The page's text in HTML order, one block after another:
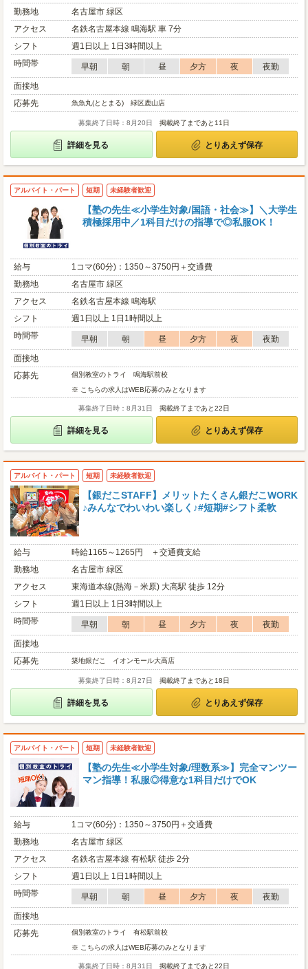
勤務地
名古屋市 緑区
アクセス
名鉄名古屋本線 鳴海駅 車 7分
シフト
週1日以上 1日3時間以上
時間帯
早朝 朝 昼 夕方 夜
夜勤
面接地
応募先
魚魚丸(ととまる) 緑区鹿山店
募集終了日時：8月20日 掲載終了まであと11日
詳細を見る とりあえず保存
アルバイト・パート 短期 未経験者歓迎
【塾の先生≪小学生対象/国語・社会≫】＼大学生
積極採用中／1科目だけの指導で◎私服OK！
給与
1コマ(60分)：1350～3750円＋交通費
勤務地
名古屋市 緑区
アクセス
名鉄名古屋本線 鳴海駅
シフト
週1日以上 1日1時間以上
時間帯
早朝 朝 昼 夕方 夜
夜勤
面接地
応募先
個別教室のトライ 鳴海駅前校
※ こちらの求人はWEB応募のみとなります
募集終了日時：8月31日 掲載終了まであと22日
詳細を見る とりあえず保存
アルバイト・パート 短期 未経験者歓迎
【銀だこSTAFF】メリットたくさん銀だこWORK
♪みんなでわいわい楽しく♪#短期#シフト柔軟
給与
時給1165～1265円 ＋交通費支給
勤務地
名古屋市 緑区
アクセス
東海道本線(熱海－米原) 大高駅 徒歩 12分
シフト
週1日以上 1日3時間以上
時間帯
早朝 朝 昼 夕方 夜
夜勤
面接地
応募先
築地銀だこ イオンモール大高店
募集終了日時：8月27日 掲載終了まであと18日
詳細を見る とりあえず保存
アルバイト・パート 短期 未経験者歓迎
【塾の先生≪小学生対象/理数系≫】完全マンツー
マン指導！私服◎得意な1科目だけでOK
給与
1コマ(60分)：1350～3750円＋交通費
勤務地
名古屋市 緑区
アクセス
名鉄名古屋本線 有松駅 徒歩 2分
シフト
週1日以上 1日1時間以上
時間帯
早朝 朝 昼 夕方 夜
夜勤
面接地
応募先
個別教室のトライ 有松駅前校
※ こちらの求人はWEB応募のみとなります
募集終了日時：8月31日 掲載終了まであと22日